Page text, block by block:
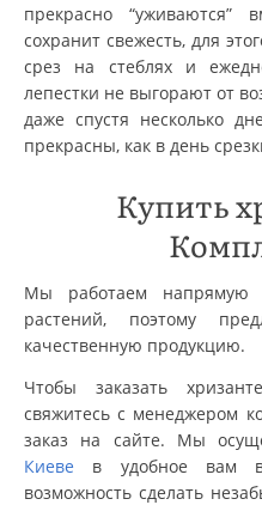
прекрасно “уживаются”
сохранит свежесть, для
срез на стеблях и
лепестки не выгорают от
даже спустя несколько
прекрасны, как в день
Купить
Мы работаем напрямую
растений, поэтому
качественную продукцию.
Чтобы заказать
свяжитесь с менеджером
заказ на сайте. Мы
Киеве в удобное вам
возможность сделать